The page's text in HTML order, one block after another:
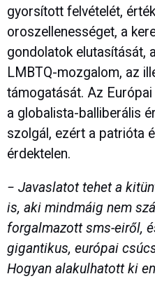
gyorsított felvételét,
oroszellenességet, a
gondolatok elutasítását,
LMBTQ-mozgalom, az
támogatását. Az
a globalista-balliberális
szolgál, ezért a patrióta
érdektelen.
− Javaslatot tehet a
is, aki mindmáig nem
forgalmazott sms-eiről,
gigantikus, európai
Hogyan alakulhatott ki